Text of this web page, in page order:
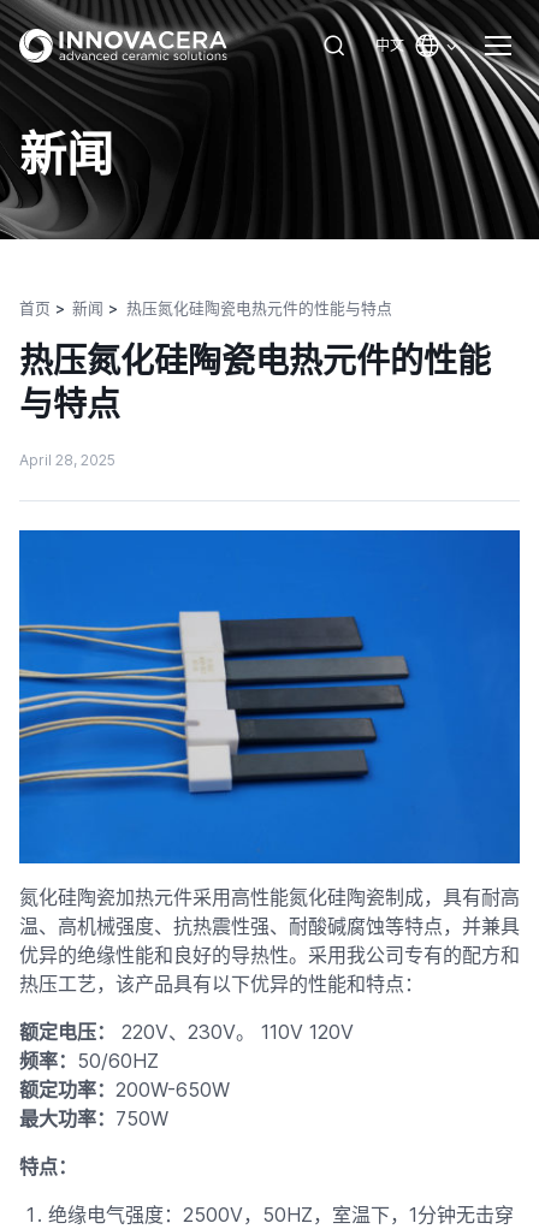
中文
新闻
首页 新闻 热压氮化硅陶瓷电热元件的性能与特点
热压氮化硅陶瓷电热元件的性能
与特点
April 28, 2025
氮化硅陶瓷加热元件采用高性能氮化硅陶瓷制成，具有耐高
温、高机械强度、抗热震性强、耐酸碱腐蚀等特点，并兼具
优异的绝缘性能和良好的导热性。采用我公司专有的配方和
热压工艺，该产品具有以下优异的性能和特点：
额定电压：
220V、230V。 110V 120V
频率： 50/60HZ
额定功率： 200W-650W
最大功率： 750W
特点：
绝缘电气强度：2500V，50HZ，室温下，1分钟无击穿